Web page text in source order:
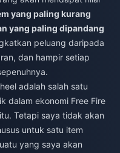
yang paling kurang
yang paling dipandang
peluang daripada
dan hampir setiap
adalah salah satu
dalam ekonomi Free Fire
Tetapi saya tidak akan
untuk satu item
yang saya akan